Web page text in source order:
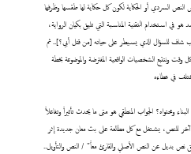
السردي أو الحكاية لكون كل حكاية لها طقسها وظرفها
في استخدام التقنية المناسبة التي تليق بكيان الرواية،
شاف للسؤال الذي يسيطر على حياته [من قتل أبي؟].. ثم
وقت ونتتبع الشخصيات الواقعية المفترضة والموضوعة بخطة
يختلف في عطاءه
ومحتواه؟ الجواب المنطقي هو متى ما يحدث تأثيراً وتفاعلاً
آخر للنص، يشتغل مع كل مطالعة على بث معان جديدة إثر
نص بديل عن النص الأصلي والقارئ معاً" / النص والتأويل..